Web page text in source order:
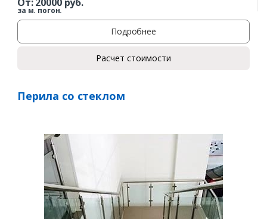
за м. погон.
Подробнее
Расчет стоимости
Перила со стеклом